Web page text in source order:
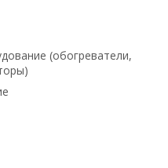
(обогреватели,